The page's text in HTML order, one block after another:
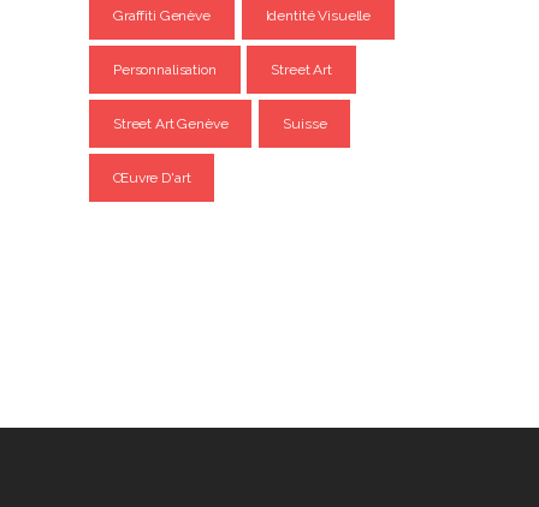
Graffiti Genève Identité Visuelle
Personnalisation Street Art
Street Art Genève Suisse
Œuvre D'art